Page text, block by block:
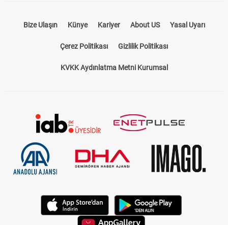
Bize Ulaşın Künye Kariyer About US Yasal Uyarı
Çerez Politikası Gizlilik Politikası
KVKK Aydınlatma Metni Kurumsal